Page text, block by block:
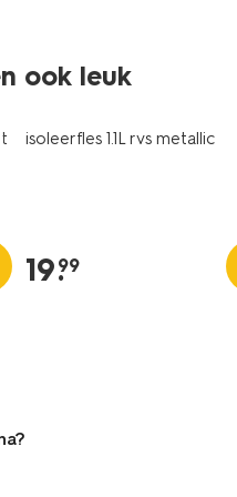
ook leuk
isoleerfles 1.1L rvs metallic
19.
99